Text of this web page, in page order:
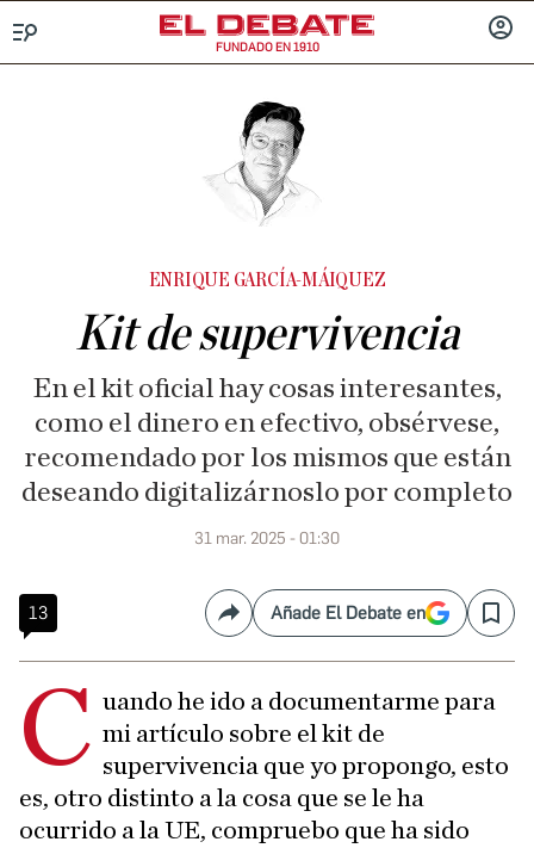
FUNDADO EN 1910
ENRIQUE GARCÍA-MÁIQUEZ
Kit de supervivencia
En el kit oficial hay cosas interesantes,
como el dinero en efectivo, obsérvese,
recomendado por los mismos que están
deseando digitalizárnoslo por completo
31 mar. 2025 - 01:30
13 CompartirAñade El Debate en Save
C uando he ido a documentarme para
mi artículo sobre el kit de
supervivencia que yo propongo, esto
es, otro distinto a la cosa que se le ha
ocurrido a la UE, compruebo que ha sido